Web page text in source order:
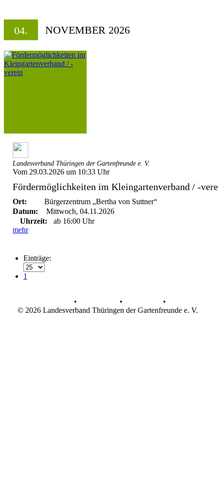
04. NOVEMBER 2026
Landesverband Thüringen der Gartenfreunde e. V.
Vom 29.03.2026 um 10:33 Uhr
Fördermöglichkeiten im Kleingartenverband / -
Ort:
Bürgerzentrum „Bertha von Suttner“
Datum:
Mittwoch, 04.11.2026
Uhrzeit:
ab 16:00 Uhr
mehr
Einträge:
1
• •
•
© 2026 Landesverband Thüringen der Gartenfreunde e. V.